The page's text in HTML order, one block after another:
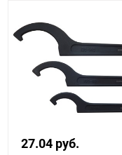
27.04 руб.